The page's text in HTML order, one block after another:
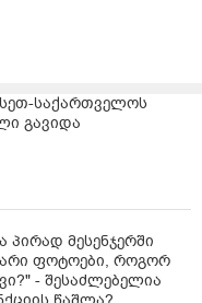
ცივი იარაღის
წუთის წინ
სისხლის
დაიწყო, რაც
საქართველოს
გავიდა
პირად მესენჯერში
ფოტოები, როგორ
- შესაძლებელია